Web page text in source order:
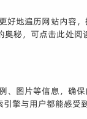
地遍历网站内容
秘，可点击此处
图片等信息，确
擎与用户都能感受